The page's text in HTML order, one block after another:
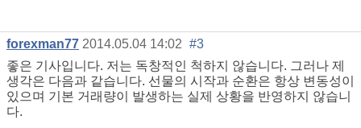
forexman77 2014.05.04 14:02 #3
좋은 기사입니다. 저는 독창적인 척하지 않습니다. 그러나 제
생각은 다음과 같습니다. 선물의 시작과 순환은 항상 변동성이
있으며 기본 거래량이 발생하는 실제 상황을 반영하지 않습니
다.